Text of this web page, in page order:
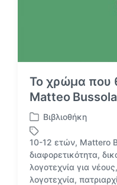
Το χρώμα που
Matteo Bussola
Α
ν
α
ρ
τ
Βιβλιοθήκη
Μ
ε
10-12 ετών, Mattero
διαφορετικότητα,
λογοτεχνία για νέους,
λογοτεχνία,